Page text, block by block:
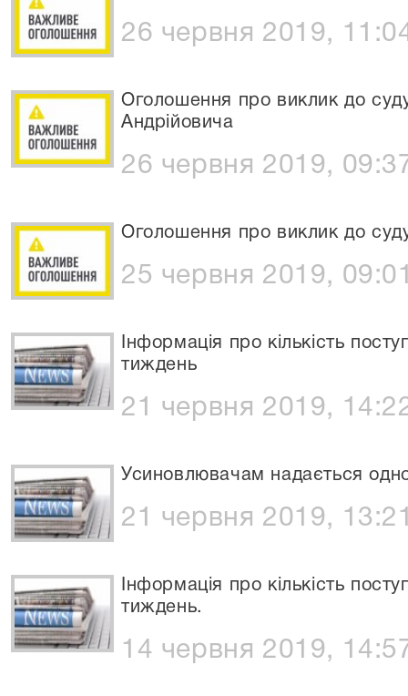
26 червня 2019,
Оголошення про виклик до
Андрійовича
26 червня 2019,
Оголошення про виклик до
25 червня 2019,
Інформація про кількість
тиждень
21 червня 2019,
Усиновлювачам надається
21 червня 2019,
Інформація про кількість
тиждень.
14 червня 2019,